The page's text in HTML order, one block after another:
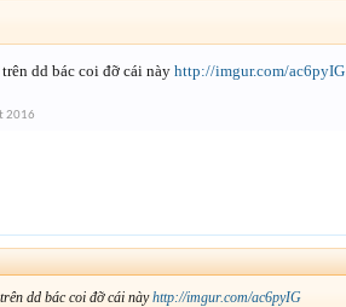
dd bác coi đỡ cái này http://imgur.com/ac6pyIG
2016
dd bác coi đỡ cái nàyhttp://imgur.com/ac6pyIG